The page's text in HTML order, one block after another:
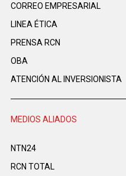
CORREO EMPRESARIAL
LINEA ÉTICA
PRENSA RCN
OBA
ATENCIÓN AL INVERSIONISTA
MEDIOS ALIADOS
NTN24
RCN TOTAL